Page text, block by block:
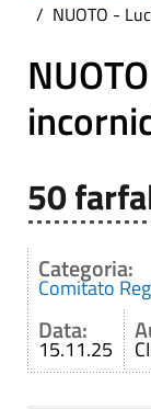
NUOTO -
50
Categoria:
Comitato
Data:
15.11.25